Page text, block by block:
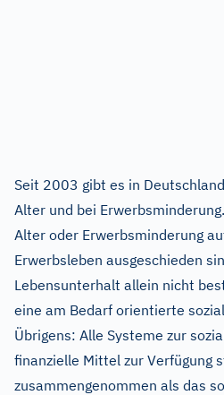
Seit 2003 gibt es in
Alter und bei
Alter oder Erwerbsminderung
Erwerbsleben ausgeschieden
Lebensunterhalt allein nicht
eine am Bedarf orientierte
Übrigens: Alle Systeme zur
finanzielle Mittel zur Verfügung
zusammengenommen als das